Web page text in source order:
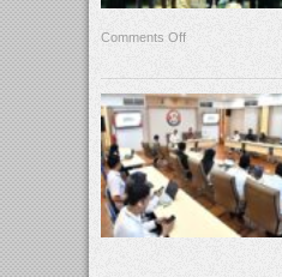
Comments Off